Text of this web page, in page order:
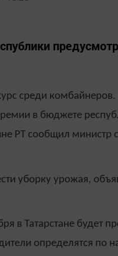
среди
в бюджете
РТ сообщил министр
уборку урожая,
в Татарстане будет
определятся по